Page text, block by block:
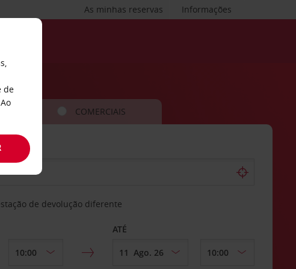
Informações
As minhas reservas
COMERCIAIS
de devolução diferente
ATÉ
de